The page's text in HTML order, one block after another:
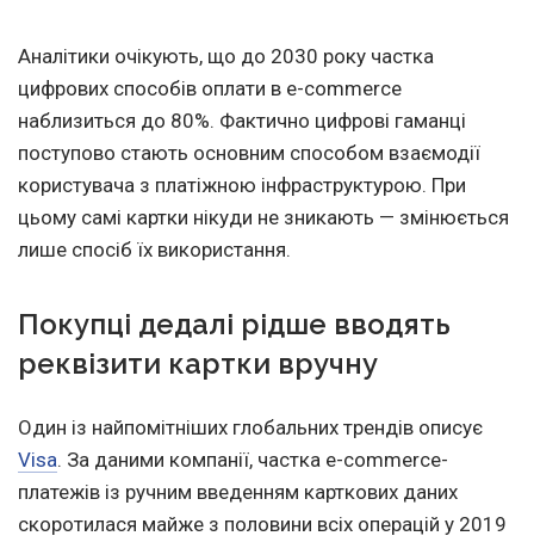
Аналітики очікують, що до 2030 року частка
цифрових способів оплати в e-commerce
наблизиться до 80%. Фактично цифрові гаманці
поступово стають основним способом взаємодії
користувача з платіжною інфраструктурою. При
цьому самі картки нікуди не зникають — змінюється
лише спосіб їх використання.
Покупці дедалі рідше вводять
реквізити картки вручну
Один із найпомітніших глобальних трендів описує
Visa. За даними компанії, частка e-commerce-
платежів із ручним введенням карткових даних
скоротилася майже з половини всіх операцій у 2019